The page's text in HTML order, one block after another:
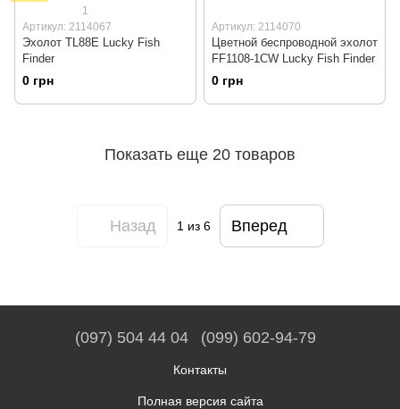
1
Артикул: 2114067
Эхолот TL88E Lucky Fish
Finder
0 грн
Артикул: 2114070
Цветной беспроводной эхолот
FF1108-1CW Lucky Fish Finder
0 грн
Показать еще 20 товаров
Назад 1из 6 Вперед
(097) 504 44 04 (099) 602-94-79
Контакты
Полная версия сайта